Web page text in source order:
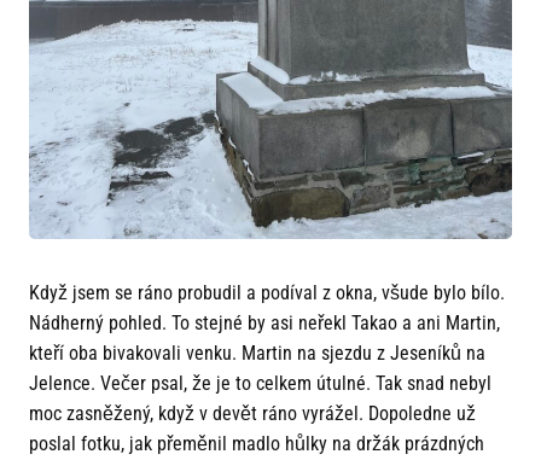
Když jsem se ráno probudil a podíval z okna, všude bylo bílo.
Nádherný pohled. To stejné by asi neřekl Takao a ani Martin,
kteří oba bivakovali venku. Martin na sjezdu z Jeseníků na
Jelence. Večer psal, že je to celkem útulné. Tak snad nebyl
moc zasněžený, když v devět ráno vyrážel. Dopoledne už
poslal fotku, jak přeměnil madlo hůlky na držák prázdných